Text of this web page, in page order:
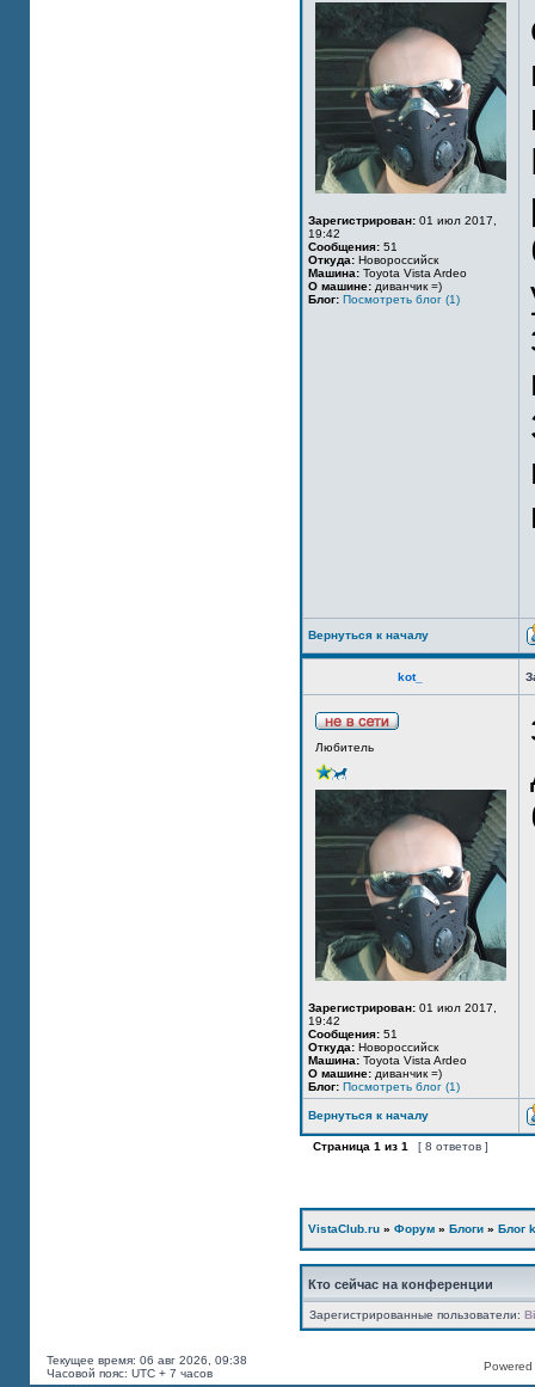
Зарегистрирован: 01 июл 2017,
19:42
Сообщения: 51
Откуда: Новороссийск
Машина: Toyota Vista Ardeo
О машине: диванчик =)
Блог: Посмотреть блог (1)
Вернуться к началу
kot_
Любитель
Зарегистрирован: 01 июл 2017,
19:42
Сообщения: 51
Откуда: Новороссийск
Машина: Toyota Vista Ardeo
О машине: диванчик =)
Блог: Посмотреть блог (1)
Вернуться к началу
Страница 1 из 1 [ 8 ответов ]
VistaClub.ru » Форум » Блоги » Блог
Кто сейчас на конференции
Зарегистрированные пользователи:
Текущее время: 06 авг 2026, 09:38
Часовой пояс: UTC + 7 часов